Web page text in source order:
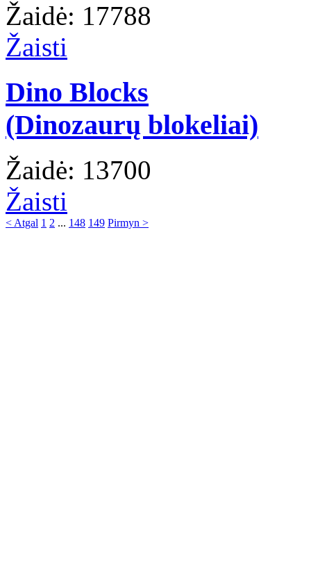
Žaidė: 17788
Žaisti
Dino Blocks
(Dinozaurų blokeliai)
Žaidė: 13700
Žaisti
< Atgal 1 2 ... 148 149 Pirmyn >